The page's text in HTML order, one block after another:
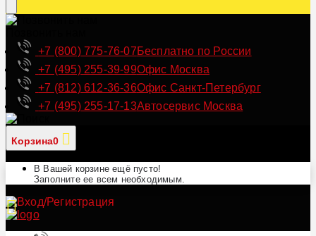
+7 (800) 775-76-07Бесплатно по России
+7 (495) 255-39-99Офис Москва
+7 (812) 612-36-36Офис Санкт-Петербург
+7 (495) 255-17-13Автосервис Москва
Корзина0
В Вашей корзине ещё пусто!
Заполните ее всем необходимым.